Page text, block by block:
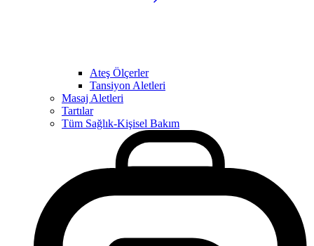
Ateş Ölçerler
Tansiyon Aletleri
Masaj Aletleri
Tartılar
Tüm Sağlık-Kişisel Bakım